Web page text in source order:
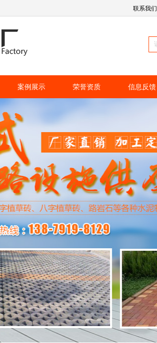
联系我们
案例展示 荣誉资质 信息反馈